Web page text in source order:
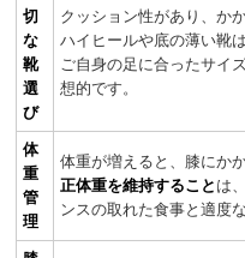
切
な
靴
選
び
クッション性があり、か
ハイヒールや底の薄い靴は
ご自身の足に合ったサイ
想的です。
体
重
管
理
体重が増えると、膝にか
正体重を維持すること は
ンスの取れた食事と適度